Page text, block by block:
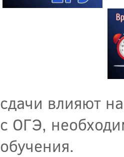
сдачи влияют
с ОГЭ,
обучения.